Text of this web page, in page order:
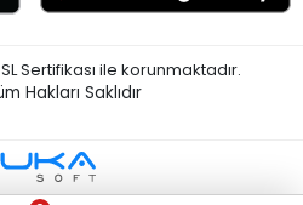
Sertifikası ile korunmaktadır.
Hakları Saklıdır